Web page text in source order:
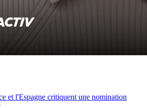
et l'Espagne critiquent une nomination